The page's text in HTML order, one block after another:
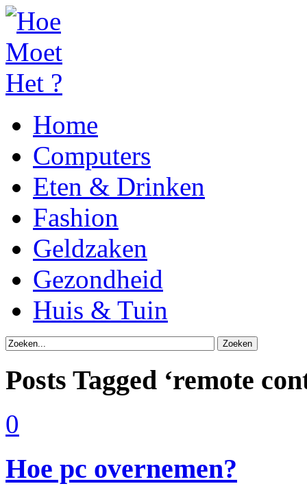
Home
Computers
Eten & Drinken
Fashion
Geldzaken
Gezondheid
Huis & Tuin
Posts Tagged ‘remote
0
Hoe pc overnemen?